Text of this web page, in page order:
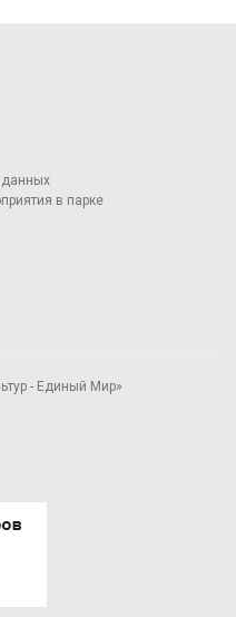
данных
в парке
- Единый Мир»